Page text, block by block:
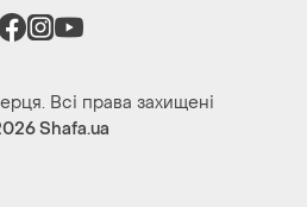
Всі права захищені
Shafa.ua